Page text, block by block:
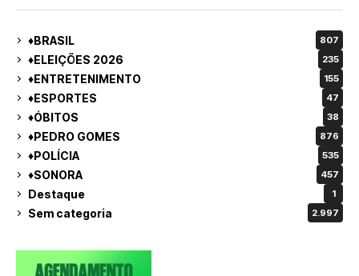
♦BRASIL 807
♦ELEIÇÕES 2026 235
♦ENTRETENIMENTO 155
♦ESPORTES 47
♦ÓBITOS 38
♦PEDRO GOMES 876
♦POLÍCIA 535
♦SONORA 457
Destaque 1
Sem categoria 2.997